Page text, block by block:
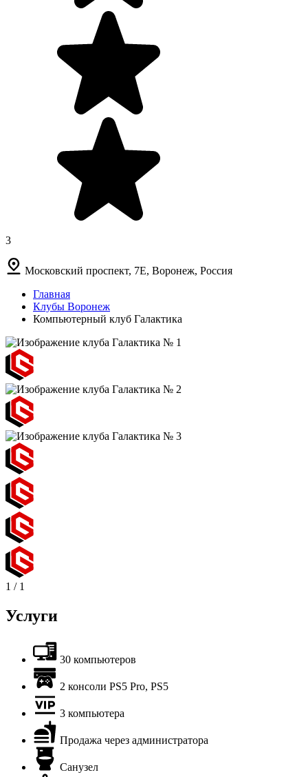
3
Московский проспект, 7Е, Воронеж, Россия
Главная
Клубы Воронеж
Компьютерный клуб Галактика
1 / 1
Услуги
30 компьютеров
2 консоли PS5 Pro, PS5
3 компьютера
Продажа через администратора
Санузел